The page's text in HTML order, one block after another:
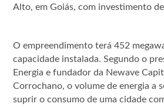
Alto, em Goiás, com investimento
O empreendimento terá 452
capacidade instalada. Segundo o
Energia e fundador da Newave
Corrochano, o volume de energia a
suprir o consumo de uma cidade